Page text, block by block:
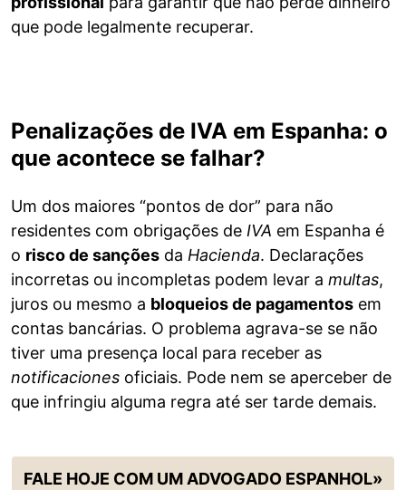
que pode legalmente recuperar.
Penalizações de IVA em Espanha: o
que acontece se falhar?
Um dos maiores “pontos de dor” para não
residentes com obrigações de IVA em Espanha é
o risco de sanções da Hacienda. Declarações
incorretas ou incompletas podem levar a multas,
juros ou mesmo a bloqueios de pagamentos em
contas bancárias. O problema agrava-se se não
tiver uma presença local para receber as
notificaciones oficiais. Pode nem se aperceber de
que infringiu alguma regra até ser tarde demais.
FALE HOJE COM UM ADVOGADO ESPANHOL»